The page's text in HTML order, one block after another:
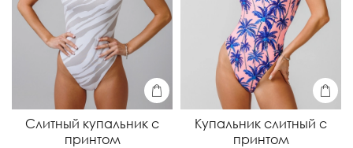
Слитный купальник с
принтом
Купальник слитный с
принтом